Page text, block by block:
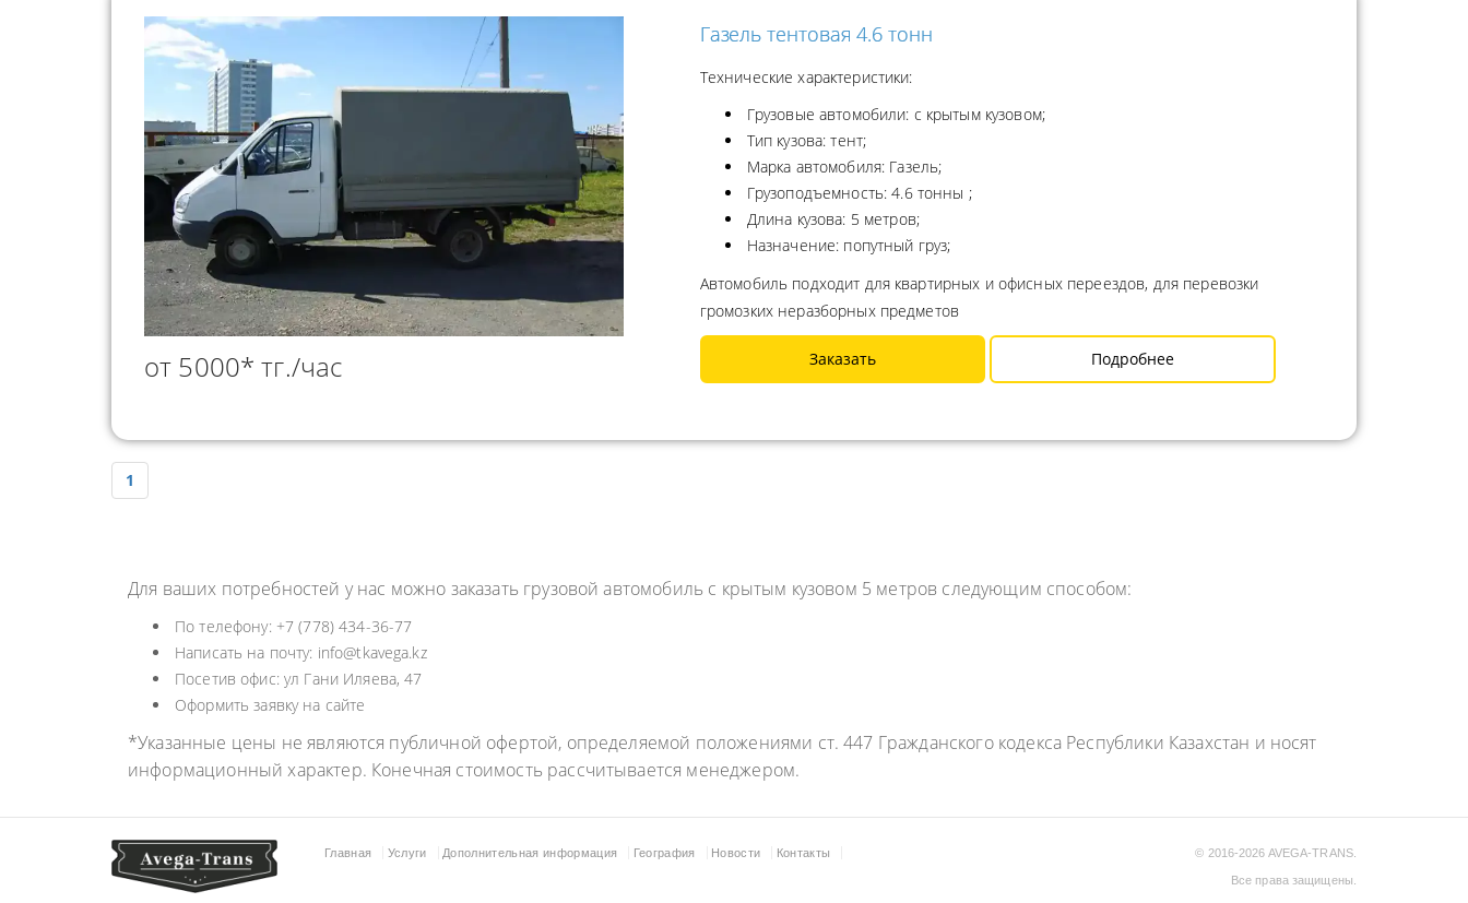
от 5000* тг./час
Газель тентовая 4.6 тонн
Технические характеристики:
Грузовые автомобили: с крытым кузовом;
Тип кузова: тент;
Марка автомобиля: Газель;
Грузоподъемность: 4.6 тонны ;
Длина кузова: 5 метров;
Назначение: попутный груз;
Автомобиль подходит для квартирных и офисных переездов, для перевозки
громозких неразборных предметов
Заказать Подробнее
1
Для ваших потребностей у нас можно заказать грузовой автомобиль с крытым кузовом 5 метров следующим способом:
По телефону: +7 (778) 434-36-77
Написать на почту: info@tkavega.kz
Посетив офис: ул Гани Иляева, 47
Оформить заявку на сайте
*Указанные цены не являются публичной офертой, определяемой положениями ст. 447 Гражданского кодекса Республики Казахстан и носят
информационный характер. Конечная стоимость рассчитывается менеджером.
Главная Услуги Дополнительная информация География Новости Контакты © 2016-2026 AVEGA-TRANS.
Все права защищены.